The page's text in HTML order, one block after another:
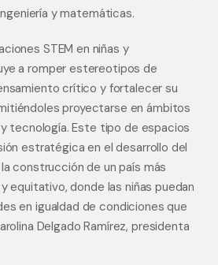
y matemáticas.
STEM en niñas y
a romper estereotipos de
crítico y fortalecer su
proyectarse en ámbitos
tecnología. Este tipo de espacios
estratégica en el desarrollo del
construcción de un país más
equitativo, donde las niñas puedan
en igualdad de condiciones que
Delgado Ramírez, presidenta